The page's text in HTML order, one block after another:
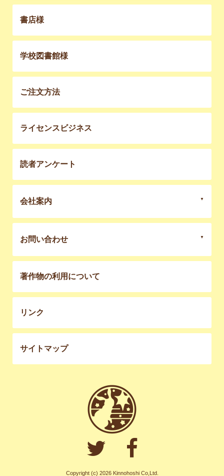
書店様
学校図書館様
ご注文方法
ライセンスビジネス
読者アンケート
会社案内
お問い合わせ
著作物の利用について
リンク
サイトマップ
Copyright (c) 2026 Kinnohoshi Co,Ltd.